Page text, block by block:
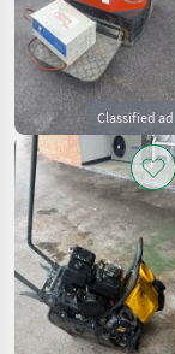
Classified ad